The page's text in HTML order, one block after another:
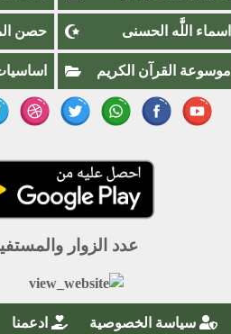
اسماء اللَّٰه الحسنى حصن
موسوعة القرآن الكريم
عدد الزوار
سياسة الخصوصية ادعمنا